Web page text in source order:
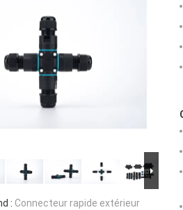
: Connecteur rapide extérieur